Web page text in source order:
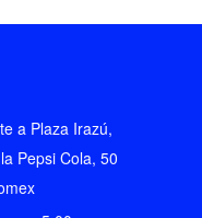
a Plaza Irazú,
Pepsi Cola, 50